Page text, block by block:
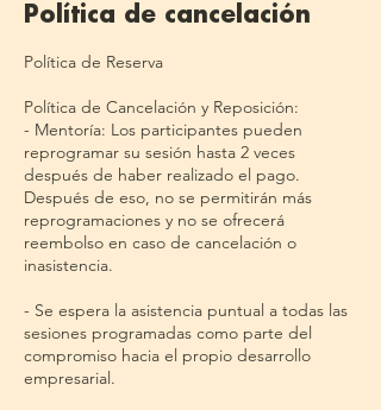
Política de cancelación
Política de Reserva
Política de Cancelación y Reposición:
- Mentoría: Los participantes pueden
reprogramar su sesión hasta 2 veces
después de haber realizado el pago.
Después de eso, no se permitirán más
reprogramaciones y no se ofrecerá
reembolso en caso de cancelación o
inasistencia.
- Se espera la asistencia puntual a todas las
sesiones programadas como parte del
compromiso hacia el propio desarrollo
empresarial.